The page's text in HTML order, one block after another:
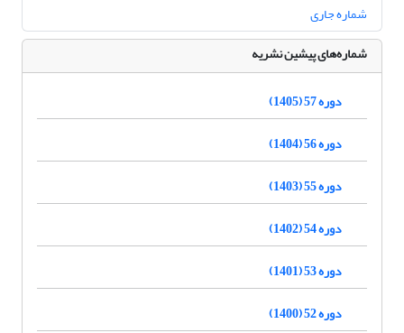
شماره جاری
شماره‌های پیشین نشریه
دوره 57 (1405)
دوره 56 (1404)
دوره 55 (1403)
دوره 54 (1402)
دوره 53 (1401)
دوره 52 (1400)